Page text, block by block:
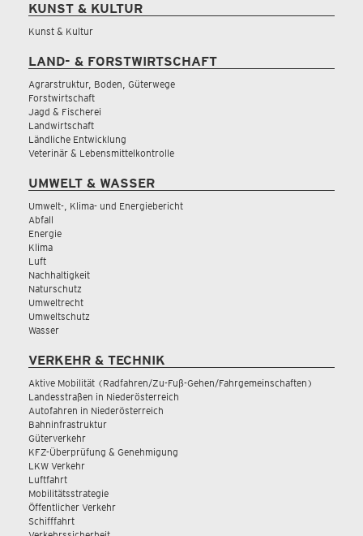
KUNST & KULTUR
Kunst & Kultur
LAND- & FORSTWIRTSCHAFT
Agrarstruktur, Boden, Güterwege
Forstwirtschaft
Jagd & Fischerei
Landwirtschaft
Ländliche Entwicklung
Veterinär & Lebensmittelkontrolle
UMWELT & WASSER
Umwelt-, Klima- und Energiebericht
Abfall
Energie
Klima
Luft
Nachhaltigkeit
Naturschutz
Umweltrecht
Umweltschutz
Wasser
VERKEHR & TECHNIK
Aktive Mobilität (Radfahren/Zu-Fuß-Gehen/Fahrgemeinschaften)
Landesstraßen in Niederösterreich
Autofahren in Niederösterreich
Bahninfrastruktur
Güterverkehr
KFZ-Überprüfung & Genehmigung
LKW Verkehr
Luftfahrt
Mobilitätsstrategie
Öffentlicher Verkehr
Schifffahrt